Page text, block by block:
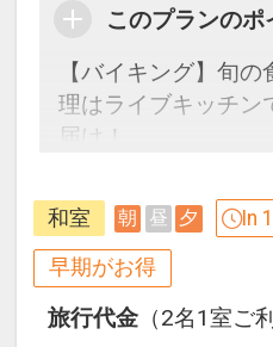
このプランのポ
【バイキング】旬
理はライブキッチン
届け！
場や客室、ラウンジ
を堪能！
【早３０割】
和室 朝 昼 夕 In
早期がお得
旅行代金 （2名1室ご